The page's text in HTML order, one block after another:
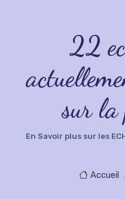
22
sur la
En Savoir plus sur les
Accueil